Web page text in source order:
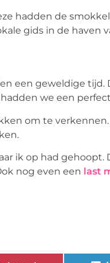
hadden de
gids in de haven
een geweldige
we een
om te
ik op had
nog even een last